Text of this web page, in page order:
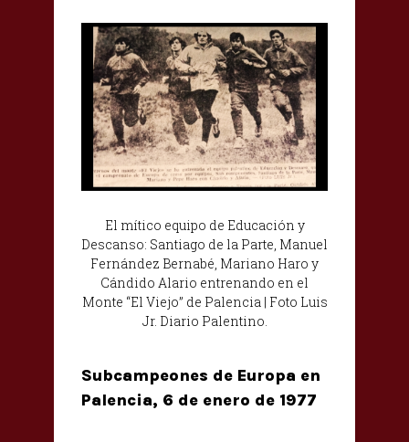
El mítico equipo de Educación y
Descanso: Santiago de la Parte, Manuel
Fernández Bernabé, Mariano Haro y
Cándido Alario entrenando en el
Monte “El Viejo” de Palencia | Foto Luis
Jr. Diario Palentino.
Subcampeones de Europa en
Palencia, 6 de enero de 1977